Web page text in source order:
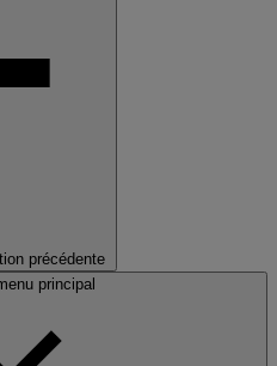
précédente
principal